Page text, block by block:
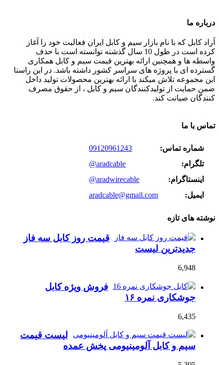
درباره ما
آراد کابل که با نام بازار سیم و کابل ایران فعالیت خود را آغاز
کرده است در طول 10 سال گذشته توانسته است با حذف
واسطه ها و همچنین ارائه بهترین قیمت سیم و کابل همکاری
گسترده ای با پروژه های سراسر کشور داشته باشد. در این راستا
این مجموعه تلاش میکند با ارائه بهترین محصولات تولید داخل
ضمن حمایت از تولیدکنندگان سیم و کابل ، از حقوق مصرف
کنندگان صیانت کند.
تماس با ما
شماره تماس:
09120961243
تلگرام:
@aradcable
اینستاگرام:
@aradwirecable
ایمیل:
aradcable@gmail.com
نوشته های تازه
قیمت روز کابل سه فاز
جدیدترین لیست
6,948
فروش ویژه کابل
جوشکاری نمره ۱۶
6,435
لیست قیمت
سیم و کابل آلومینیومی پخش عمده